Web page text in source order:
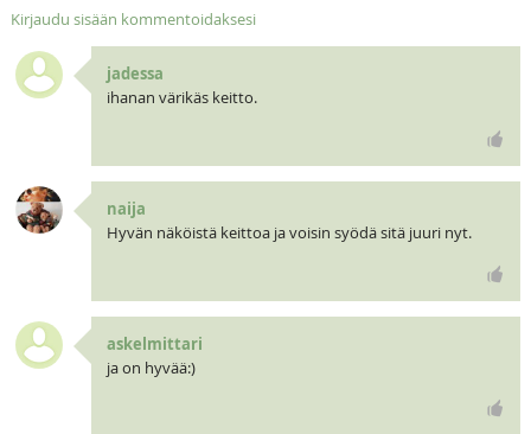
Kirjaudu sisään kommentoidaksesi
jadessa
ihanan värikäs keitto.
naija
Hyvän näköistä keittoa ja voisin syödä sitä juuri nyt.
askelmittari
ja on hyvää:)